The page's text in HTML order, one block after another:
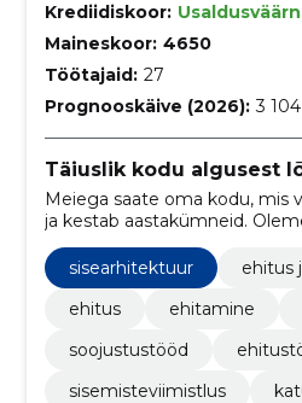
Krediidiskoor:
Maineskoor: 4650
Töötajaid: 27
Prognooskäive (2026): 3
Täiuslik kodu algusest
Meiega saate oma kodu, mis
ja kestab aastakümneid.
ehitajad, katusepaigaldajad ja
spetsialistid, kes saavad
keerukamate projektidega.
sisearhitektuur
ehitus
ehitus
ehitamine
soojustustööd
sisemisteviimistlus